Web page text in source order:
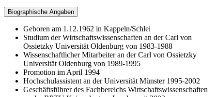
Biographische Angaben
Geboren am 1.12.1962 in Kappeln/Schlei
Studium der Wirtschaftswissenschaften an der Carl von
Ossietzky Universität Oldenburg von 1983-1988
Wissenschaftlicher Mitarbeiter an der Carl von Ossietzky
Universität Oldenburg von 1989-1995
Promotion im April 1994
Hochschulassistent an der Universität Münster 1995-2002
Geschäftsführer des Fachbereichs Wirtschaftswissenschaften